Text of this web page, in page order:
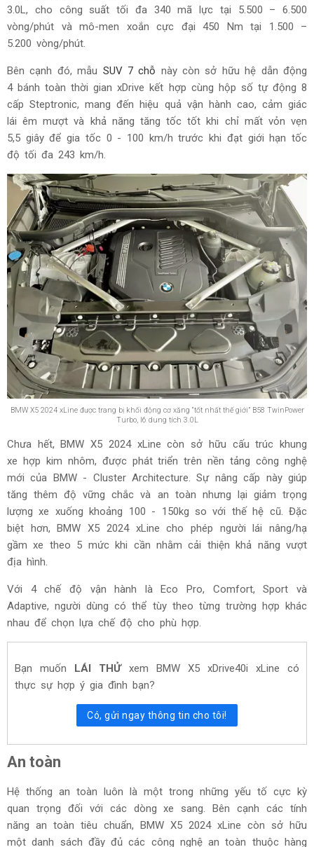
3.0L, cho công suất tối đa 340 mã lực tại 5.500 – 6.500
vòng/phút và mô-men xoắn cực đại 450 Nm tại 1.500 –
5.200 vòng/phút.
Bên cạnh đó, mẫu SUV 7 chỗ này còn sở hữu hệ dẫn động
4 bánh toàn thời gian xDrive kết hợp cùng hộp số tự động 8
cấp Steptronic, mang đến hiệu quả vận hành cao, cảm giác
lái êm mượt và khả năng tăng tốc tốt khi chỉ mất vỏn vẹn
5,5 giây để gia tốc 0 - 100 km/h trước khi đạt giới hạn tốc
độ tối đa 243 km/h.
BMW X5 2024 xLine được trang bị khối động cơ xăng “tốt nhất thế giới” B58 TwinPower
Turbo, I6 dung tích 3.0L
Chưa hết, BMW X5 2024 xLine còn sở hữu cấu trúc khung
xe hợp kim nhôm, được phát triển trên nền tảng công nghệ
mới của BMW - Cluster Architecture. Sự nâng cấp này giúp
tăng thêm độ vững chắc và an toàn nhưng lại giảm trọng
lượng xe xuống khoảng 100 - 150kg so với thế hệ cũ. Đặc
biệt hơn, BMW X5 2024 xLine cho phép người lái nâng/hạ
gầm xe theo 5 mức khi cần nhằm cải thiện khả năng vượt
địa hình.
Với 4 chế độ vận hành là Eco Pro, Comfort, Sport và
Adaptive, người dùng có thể tùy theo từng trường hợp khác
nhau để chọn lựa chế độ cho phù hợp.
Bạn muốn LÁI THỬxem BMW X5 xDrive40i xLine có
thực sự hợp ý gia đình bạn?
Có, gửi ngay thông tin cho tôi!
An toàn
Hệ thống an toàn luôn là một trong những yếu tố cực kỳ
quan trọng đối với các dòng xe sang. Bên cạnh các tính
năng an toàn tiêu chuẩn, BMW X5 2024 xLine còn sở hữu
một danh sách đầy đủ các công nghệ an toàn thuộc hàng